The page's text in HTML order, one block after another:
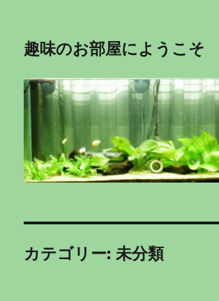
趣味のお部屋にようこそ
カテゴリー:未分類